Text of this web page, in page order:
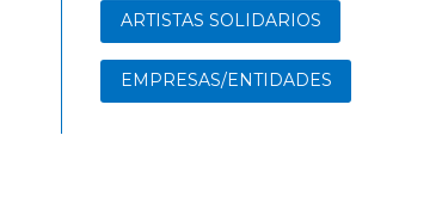
ARTISTAS SOLIDARIOS
EMPRESAS/ENTIDADES